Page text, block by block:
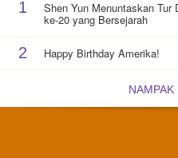
1 Shen Yun Menuntaskan Tur
ke-20 yang Bersejarah
2 Happy Birthday Amerika!
NAMPAK